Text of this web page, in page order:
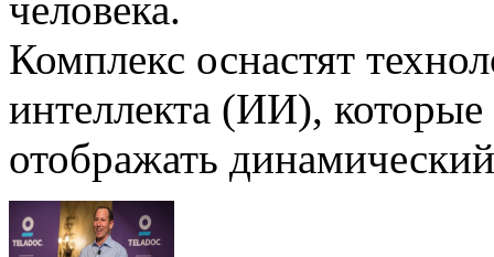
человека.
Комплекс оснастят
интеллекта (ИИ),
отображать